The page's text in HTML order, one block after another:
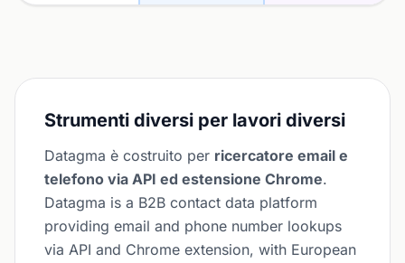
Strumenti diversi per lavori diversi
Datagma è costruito per ricercatore email e
telefono via API ed estensione Chrome.
Datagma is a B2B contact data platform
providing email and phone number lookups
via API and Chrome extension, with European